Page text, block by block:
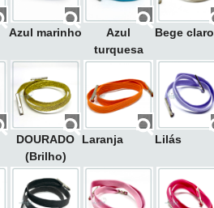
Azul marinho
Azul
turquesa
Bege claro
DOURADO
(Brilho)
Laranja Lilás